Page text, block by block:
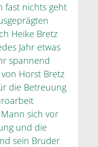
fast nichts geht
Heike Bretz
Jahr etwas
spannend
Horst Bretz
die Betreuung
sich vor
und die
sein Bruder